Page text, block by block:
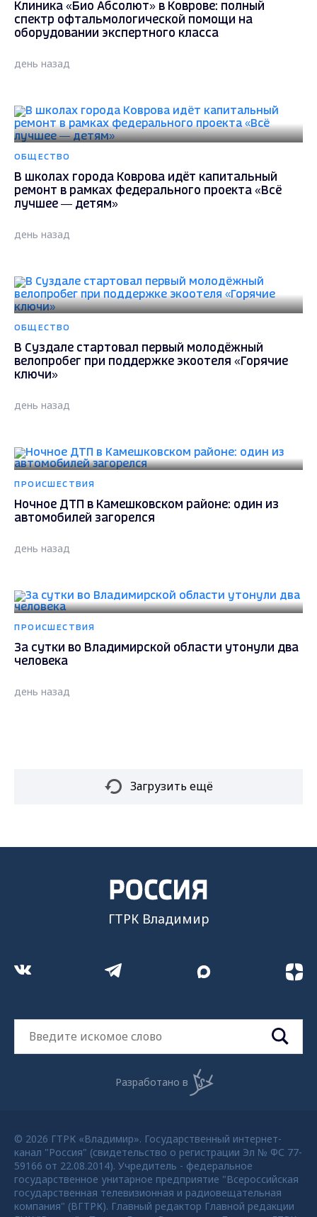
Клиника «Био Абсолют» в Коврове: полный
спектр офтальмологической помощи на
оборудовании экспертного класса
день назад
ОБЩЕСТВО
В школах города Коврова идёт капитальный
ремонт в рамках федерального проекта «Всё
лучшее — детям»
день назад
ОБЩЕСТВО
В Суздале стартовал первый молодёжный
велопробег при поддержке экоотеля «Горячие
ключи»
день назад
ПРОИСШЕСТВИЯ
Ночное ДТП в Камешковском районе: один из
автомобилей загорелся
день назад
ПРОИСШЕСТВИЯ
За сутки во Владимирской области утонули два
человека
день назад
Загрузить ещё
ГТРК Владимир
Разработано в
© 2026 ГТРК «Владимир». Государственный интернет-
канал "Россия" (свидетельство о регистрации Эл № ФС 77-
59166 от 22.08.2014). Учредитель - федеральное
государственное унитарное предприятие "Всероссийская
государственная телевизионная и радиовещательная
компания" (ВГТРК). Главный редактор Главной редакции